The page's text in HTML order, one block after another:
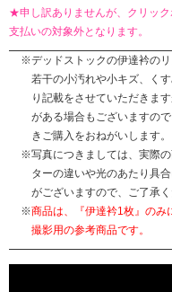
★申し訳ありませんが、クリッ
支払いの対象外となります。
デッドストックの伊達衿の
若干の小汚れや小キズ、く
り記載をさせていただきま
がある場合もございますの
きご購入をおねがいします。
写真につきましては、実際
ターの違いや光のあたり具
がございますので、ご了承く
商品は、『伊達衿1枚』のみ
撮影用の参考商品です。